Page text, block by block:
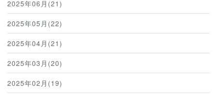
2025年06月(21)
2025年05月(22)
2025年04月(21)
2025年03月(20)
2025年02月(19)